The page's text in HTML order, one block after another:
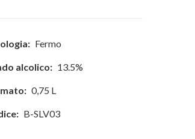
Fermo
alcolico: 13.5%
0,75 L
B-SLV03